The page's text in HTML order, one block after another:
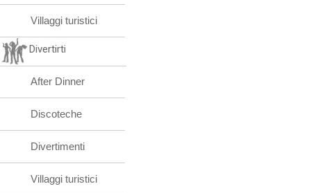
Villaggi turistici
Divertirti
After Dinner
Discoteche
Divertimenti
Villaggi turistici